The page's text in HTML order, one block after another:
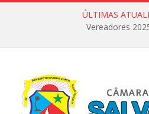
ÚLTIMAS
Vereadores